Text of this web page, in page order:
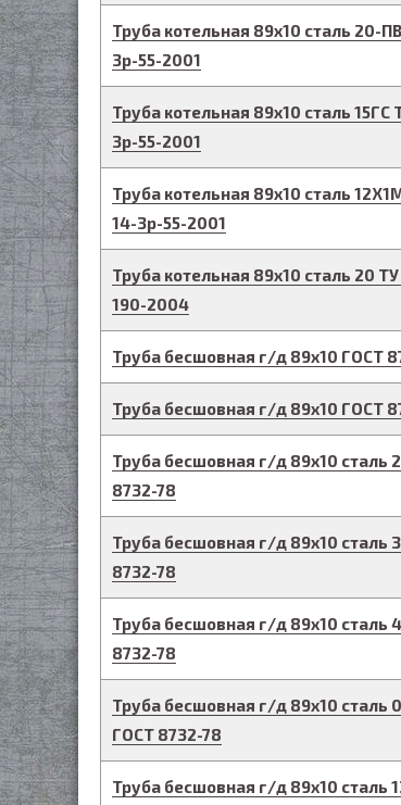
Труба котельная 89х10 сталь 20-ПВ
3р-55-2001
Труба котельная 89х10 сталь 15ГС
3р-55-2001
Труба котельная 89х10 сталь
14-3р-55-2001
Труба котельная 89х10 сталь 20
190-2004
Труба бесшовная г/д 89х10 ГОСТ
Труба бесшовная г/д 89х10 ГОСТ
Труба бесшовная г/д 89х10 сталь
8732-78
Труба бесшовная г/д 89х10 сталь
8732-78
Труба бесшовная г/д 89х10 сталь
8732-78
Труба бесшовная г/д 89х10 сталь
ГОСТ 8732-78
Труба бесшовная г/д 89х10 сталь